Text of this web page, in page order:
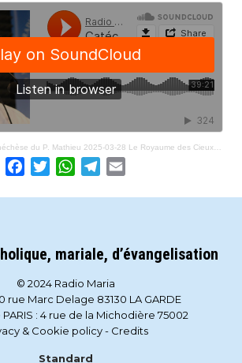
du P. Mathieu 2025-03-28 Le Royaume des Cieux est tout proche
Facebook
TwitterWhatsApp
Telegram
mariale, d’évangelisation
© 2024 Radio Maria
rue Marc Delage 83130 LA GARDE
PARIS : 4 rue de la Michodière 75002
& Cookie policy- Credits
Standard